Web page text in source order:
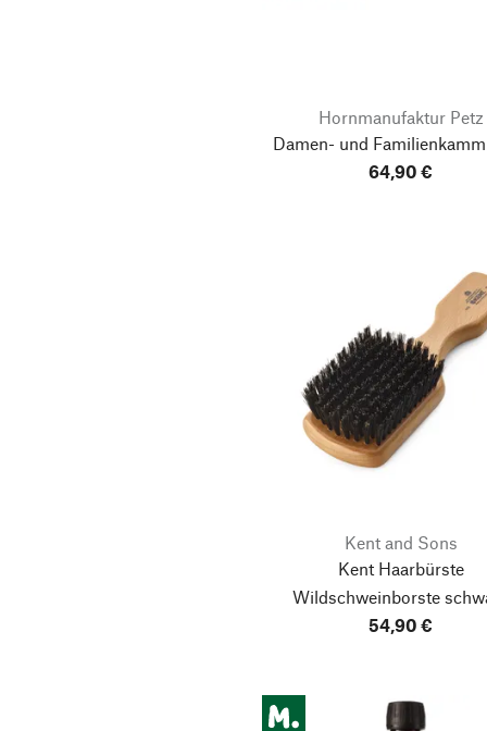
Hornmanufaktur Petz
Damen- und
64,90 €
Kent and Sons
Kent Haarbürste
Wildschweinborste
54,90 €